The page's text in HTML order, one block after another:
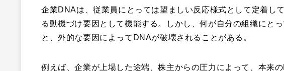
企業DNAは、従業員にとっては望ましい反応様式として定着し
る動機づけ要因として機能する。しかし、何が自分の組織にと
と、外的な要因によってDNAが破壊されることがある。
例えば、企業が上場した途端、株主からの圧力によって、本来